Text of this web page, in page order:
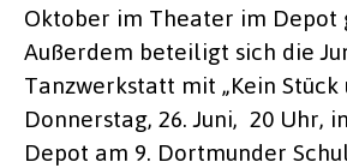
Oktober im Theater im Depot
Außerdem beteiligt sich die
Tanzwerkstatt mit „Kein Stück
Donnerstag, 26. Juni, 20 Uhr,
Depot am 9. Dortmunder